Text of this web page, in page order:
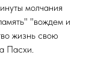
молчания
"вождем и
жизнь свою
Пасхи.